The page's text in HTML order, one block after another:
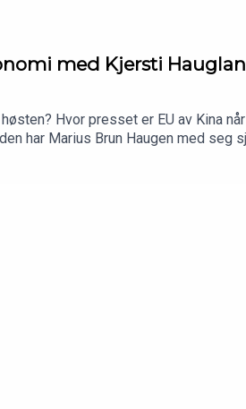
med Kjersti
Hvor presset er EU av Kina
har Marius Brun Haugen med seg
Wealth Management Investment Office